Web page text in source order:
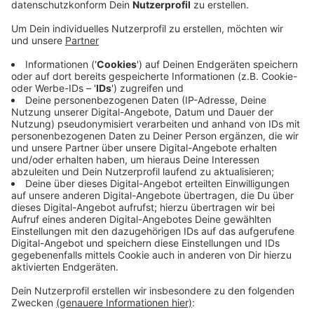
Veröffentlicht:Donnerstag, 08.08.2019 14:27
Anzeige
In diesem Jahr gibt es über 50 verschiedene
Angebote. Neu dabei ist die Feuerwehr. Hier können
die Besucher eine Drehleiter hochklettern oder
versuchen, einen "Dummy" zu ziehen. Das "Olympic
Adventure Camp" gibt es seit mehr als 15 Jahren. Es
gehört zu den beliebtesten Veranstaltungen in
Düsseldorf. Im vergangenen Jahr haben laut der Stadt
900.000 junge Menschen mitgemacht.
http://www.duesseldorf.de/sportamt/olympic-
adventure-camp
Anzeige